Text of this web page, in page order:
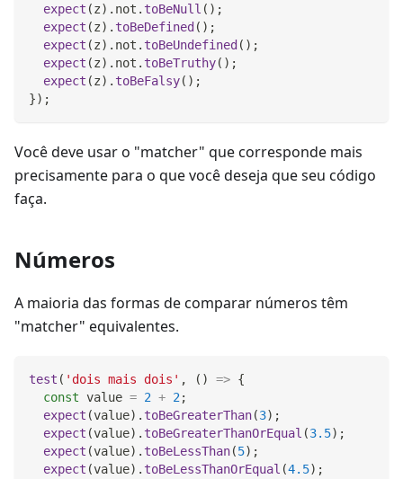
expect (z) . not . toBeNull ( ) ;
expect (z) . toBeDefined ( ) ;
expect (z) . not . toBeUndefined ( ) ;
expect (z) . not . toBeTruthy( ) ;
expect (z) . toBeFalsy( ) ;
}) ;
Você deve usar o "matcher" que corresponde mais
precisamente para o que você deseja que seu código
faça.
Números
A maioria das formas de comparar números têm
"matcher" equivalentes.
test ( 'dois mais dois' , ( ) => {
const value = 2 + 2;
expect (value) . toBeGreaterThan(3) ;
expect (value) . toBeGreaterThanOrEqual (3.5) ;
expect (value) . toBeLessThan(5) ;
expect (value) . toBeLessThanOrEqual (4.5) ;